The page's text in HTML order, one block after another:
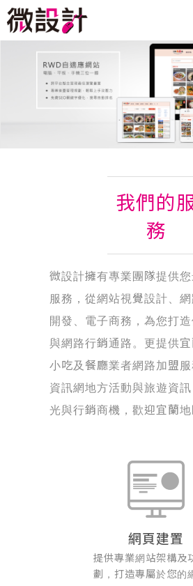
我們的
務
微設計擁有專業團隊提供
服務，從網站視覺設計、
開發、電子商務，為您打
與網路行銷通路。更提供
小吃及餐廳業者網路加盟
資訊網地方活動與旅遊資
光與行銷商機，歡迎宜蘭地
網頁建置
提供專業網站架構及
劃，打造專屬於您的